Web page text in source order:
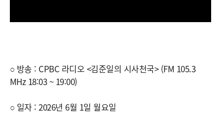
○ 방송 : CPBC 라디오 <김준일의 시사천국> (FM 105.3
MHz 18:03 ~ 19:00)
○ 일자 : 2026년 6월 1일 월요일